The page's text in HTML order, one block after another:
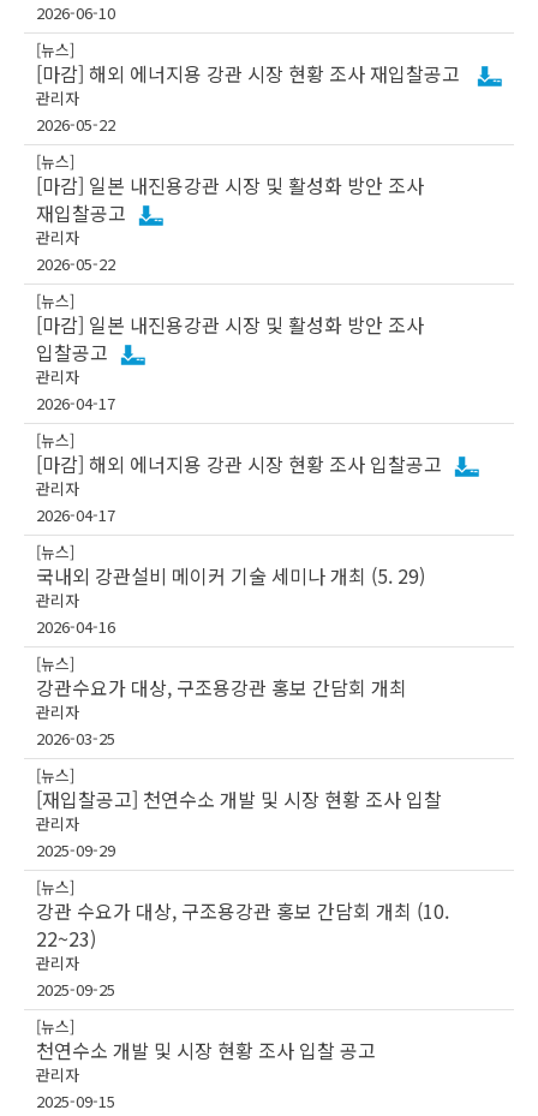
2026-06-10
[뉴스]
[마감] 해외 에너지용 강관 시장 현황 조사 재입찰공고
관리자
2026-05-22
[뉴스]
[마감] 일본 내진용강관 시장 및 활성화 방안 조사
재입찰공고
관리자
2026-05-22
[뉴스]
[마감] 일본 내진용강관 시장 및 활성화 방안 조사
입찰공고
관리자
2026-04-17
[뉴스]
[마감] 해외 에너지용 강관 시장 현황 조사 입찰공고
관리자
2026-04-17
[뉴스]
국내외 강관설비 메이커 기술 세미나 개최 (5. 29)
관리자
2026-04-16
[뉴스]
강관수요가 대상, 구조용강관 홍보 간담회 개최
관리자
2026-03-25
[뉴스]
[재입찰공고] 천연수소 개발 및 시장 현황 조사 입찰
관리자
2025-09-29
[뉴스]
강관 수요가 대상, 구조용강관 홍보 간담회 개최 (10.
22~23)
관리자
2025-09-25
[뉴스]
천연수소 개발 및 시장 현황 조사 입찰 공고
관리자
2025-09-15